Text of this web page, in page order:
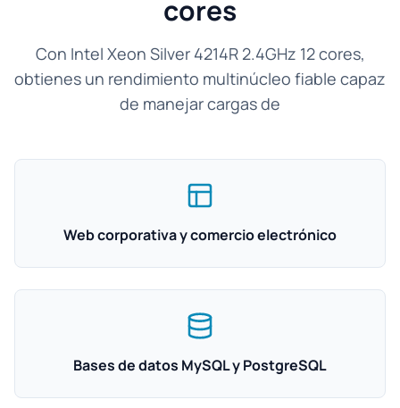
cores
Con Intel Xeon Silver 4214R 2.4GHz 12 cores,
obtienes un rendimiento multinúcleo fiable capaz
de manejar cargas de
Web corporativa y comercio electrónico
Bases de datos MySQL y PostgreSQL